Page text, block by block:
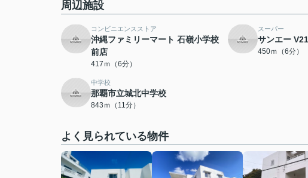
周辺施設
コンビニエンスストア
沖縄ファミリーマート 石嶺小学校
前店
417ｍ（6分）
スーパー
サンエー
450ｍ（6分）
中学校
那覇市立城北中学校
843ｍ（11分）
よく見られている物件